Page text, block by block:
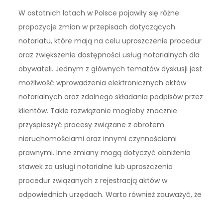
W ostatnich latach w Polsce pojawiły się różne
propozycje zmian w przepisach dotyczących
notariatu, które mają na celu uproszczenie procedur
oraz zwiększenie dostępności usług notarialnych dla
obywateli. Jednym z głównych tematów dyskusji jest
możliwość wprowadzenia elektronicznych aktów
notarialnych oraz zdalnego składania podpisów przez
klientów. Takie rozwiązanie mogłoby znacznie
przyspieszyć procesy związane z obrotem
nieruchomościami oraz innymi czynnościami
prawnymi. Inne zmiany mogą dotyczyć obniżenia
stawek za usługi notarialne lub uproszczenia
procedur związanych z rejestracją aktów w
odpowiednich urzędach. Warto również zauważyć, że